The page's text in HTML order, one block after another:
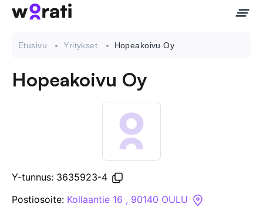
API
Etusivu Yritykset Hopeakoivu Oy
Hopeakoivu Oy
Y-tunnus: 3635923-4
Postiosoite: Kollaantie 16 , 90140 OULU